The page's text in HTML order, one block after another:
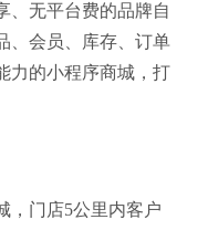
、无平台费的品牌自
、会员、库存、订单
力的小程序商城，打
，门店5公里内客户